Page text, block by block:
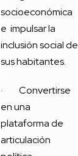
socioeconómica
e impulsar la
inclusión social de
sus habitantes.
· Convertirse
en una
plataforma de
articulación